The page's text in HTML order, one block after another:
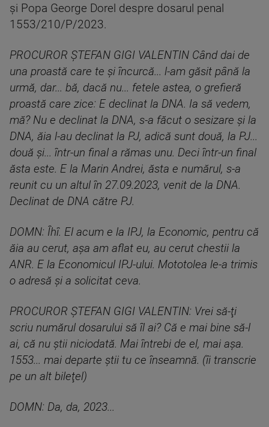
și Popa George Dorel despre dosarul penal
1553/210/P/2023.
PROCUROR ȘTEFAN GIGI VALENTIN Când dai de
una proastă care te şi încurcă... l-am găsit până la
urmă, dar... bă, dacă nu... fetele astea, o grefieră
proastă care zice: E declinat la DNA. Ia să vedem,
mă? Nu e declinat la DNA, s-a făcut o sesizare şi la
DNA, ăia l-au declinat la PJ, adică sunt două, la PJ...
două şi... într-un final a rămas unu. Deci într-un final
ăsta este. E la Marin Andrei, ăsta e numărul, s-a
reunit cu un altul în 27.09.2023, venit de la DNA.
Declinat de DNA către PJ.
DOMN: Îhî. El acum e la IPJ, la Economic, pentru că
ăia au cerut, aşa am aflat eu, au cerut chestii la
ANR. E la Economicul IPJ-ului. Mototolea le-a trimis
o adresă şi a solicitat ceva.
PROCUROR ȘTEFAN GIGI VALENTIN: Vrei să-ţi
scriu numărul dosarului să îl ai? Că e mai bine să-l
ai, că nu ştii niciodată. Mai întrebi de el, mai aşa.
1553... mai departe ştii tu ce înseamnă. (îi transcrie
pe un alt bileţel)
DOMN: Da, da, 2023...